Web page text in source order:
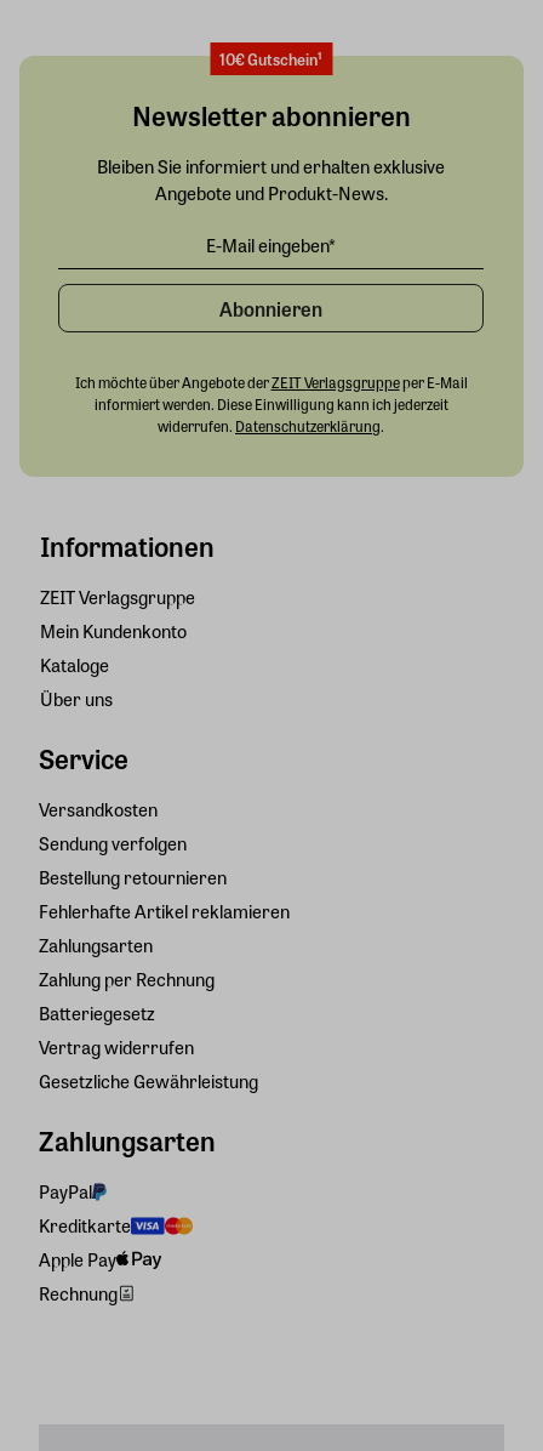
Informationen
ZEIT Verlagsgruppe
Mein Kundenkonto
Kataloge
Über uns
Service
Versandkosten
Sendung verfolgen
Bestellung retournieren
Fehlerhafte Artikel reklamieren
Zahlungsarten
Zahlung per Rechnung
Batteriegesetz
Vertrag widerrufen
Gesetzliche Gewährleistung
Zahlungsarten
PayPal
Kreditkarte
Apple Pay
Rechnung
10€ Gutschein¹
Newsletter abonnieren
Bleiben Sie informiert und erhalten exklusive
Angebote und Produkt-News.
Abonnieren
Ich möchte über Angebote derZEIT Verlagsgruppeper E-Mail
informiert werden. Diese Einwilligung kann ich jederzeit
widerrufen. Datenschutzerklärung.